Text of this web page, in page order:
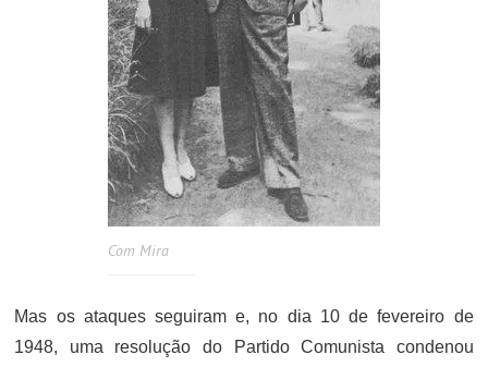
Com Mira
Mas os ataques seguiram e, no dia 10 de fevereiro de
1948, uma resolução do Partido Comunista condenou